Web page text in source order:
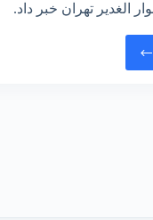
الغدیر تهران خبر داد.